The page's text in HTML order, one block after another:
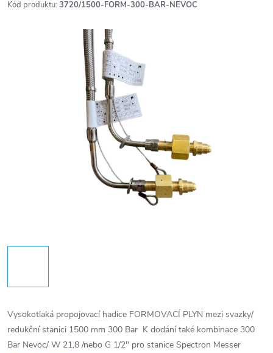
Kód produktu: 3720/1500-FORM-300-BAR-NEVOC
Vysokotlaká propojovací hadice FORMOVACÍ PLYN mezi svazky/
redukční stanici 1500 mm 300 Bar K dodání také kombinace 300
Bar Nevoc/ W 21,8 /nebo G 1/2" pro stanice Spectron Messer